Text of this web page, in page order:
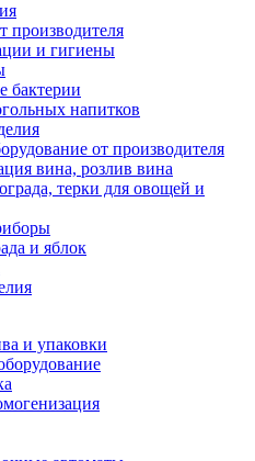
и гигиены
бактерии
напитков
от производителя
вина, розлив вина
терки для овощей и
и яблок
и упаковки